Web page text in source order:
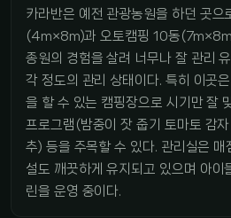
카라반은 예전 관광농원을 하던 곳으
(4m×8m)과 오토캠핑 10동
종원의 경험을 살려 너무나 잘 관리
각 정도의 관리 상태이다. 특히 이곳
을 할 수 있는 캠핑장으로 시기만 잘
프로그램(밤중이 잣 줍기 토마토 감
추) 등을 주목할 수 있다. 관리실은 매
설도 깨끗하게 유지되고 있으며 아이
린을 운영 중이다.